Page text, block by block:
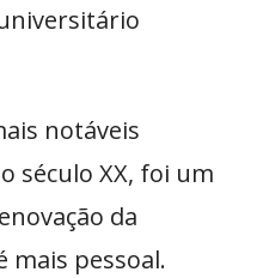
notáveis
século XX, foi um
da
mais pessoal.